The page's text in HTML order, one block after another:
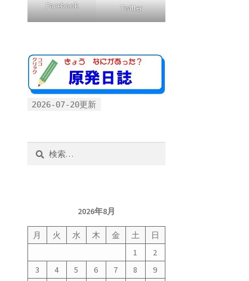
Facebook Twitter
2026-07-20更新
2026年8月
月 火 水 木 金 土
日
1
2
3
4 5 6 7 8
9